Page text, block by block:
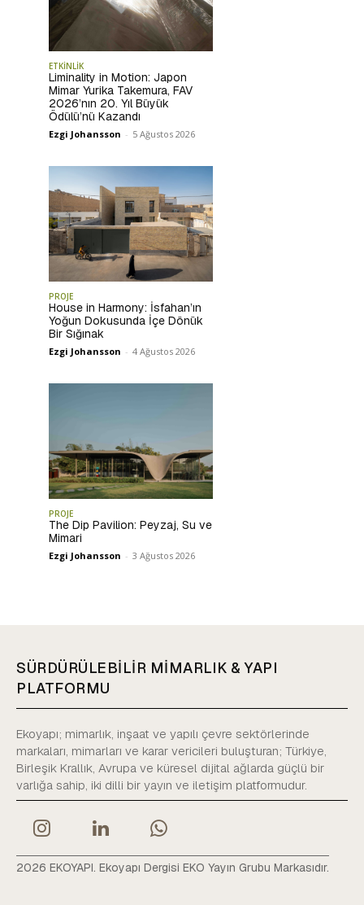
ETKİNLİK
Liminality in Motion: Japon
Mimar Yurika Takemura, FAV
2026’nın 20. Yıl Büyük
Ödülü’nü Kazandı
Ezgi Johansson - 5 Ağustos 2026
PROJE
House in Harmony: İsfahan’ın
Yoğun Dokusunda İçe Dönük
Bir Sığınak
Ezgi Johansson - 4 Ağustos 2026
PROJE
The Dip Pavilion: Peyzaj, Su ve
Mimari
Ezgi Johansson - 3 Ağustos 2026
SÜRDÜRÜLEBİLİR MİMARLIK & YAPI
PLATFORMU
Ekoyapı; mimarlık, inşaat ve yapılı çevre sektörlerinde
markaları, mimarları ve karar vericileri buluşturan; Türkiye,
Birleşik Krallık, Avrupa ve küresel dijital ağlarda güçlü bir
varlığa sahip, iki dilli bir yayın ve iletişim platformudur.
2026 EKOYAPI. Ekoyapı Dergisi EKO Yayın Grubu Markasıdır.